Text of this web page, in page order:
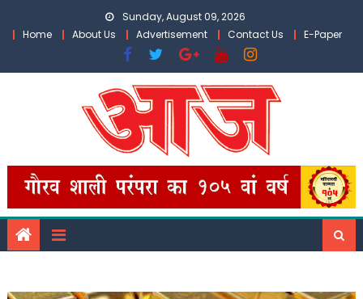
Sunday, August 09, 2026
Home
About Us Advertisement Contact Us E-Paper